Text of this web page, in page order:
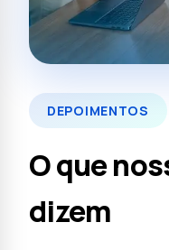
DEPOIMENTOS
O que
dizem